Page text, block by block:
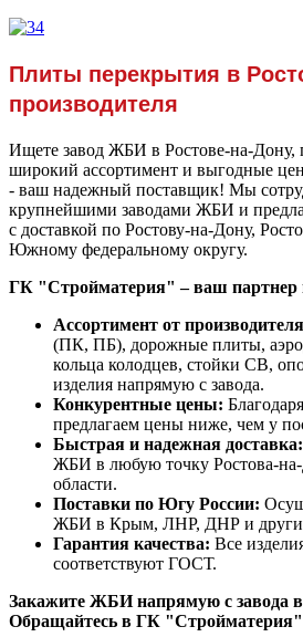
Плиты перекрытия в
производителя
Ищете завод ЖБИ в Ростове-на-Дону,
широкий ассортимент и выгодные
- ваш надежный поставщик! Мы
крупнейшими заводами ЖБИ и
с доставкой по Ростову-на-Дону,
Южному федеральному округу.
ГК "Стройматерия" – ваш
Ассортимент от
(ПК, ПБ), дорожные плиты,
кольца колодцев, стойки СВ,
изделия напрямую с завода.
Конкурентные цены:
предлагаем цены ниже, чем у
Быстрая и надежная доставка:
ЖБИ в любую точку Ростова-
области.
Поставки по Югу России:
ЖБИ в Крым, ЛНР, ДНР и
Гарантия качества: Все
соответствуют ГОСТ.
Закажите ЖБИ напрямую с завода в
Обращайтесь в ГК